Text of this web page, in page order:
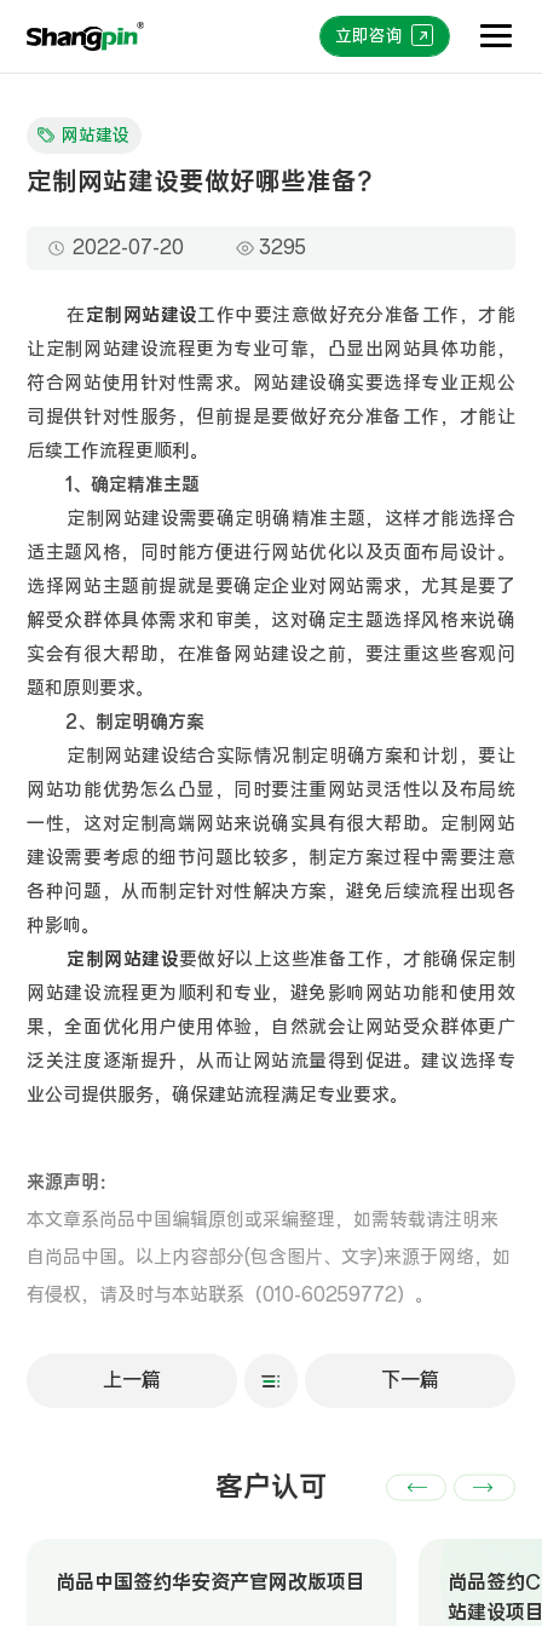
立即咨询
网站建设
定制网站建设要做好哪些准备？
2022-07-20 3295
在定制网站建设工作中要注意做好充分准备工作，才能
让定制网站建设流程更为专业可靠，凸显出网站具体功能，
符合网站使用针对性需求。网站建设确实要选择专业正规公
司提供针对性服务，但前提是要做好充分准备工作，才能让
后续工作流程更顺利。
1、确定精准主题
定制网站建设需要确定明确精准主题，这样才能选择合
适主题风格，同时能方便进行网站优化以及页面布局设计。
选择网站主题前提就是要确定企业对网站需求，尤其是要了
解受众群体具体需求和审美，这对确定主题选择风格来说确
实会有很大帮助，在准备网站建设之前，要注重这些客观问
题和原则要求。
2、制定明确方案
定制网站建设结合实际情况制定明确方案和计划，要让
网站功能优势怎么凸显，同时要注重网站灵活性以及布局统
一性，这对定制高端网站来说确实具有很大帮助。定制网站
建设需要考虑的细节问题比较多，制定方案过程中需要注意
各种问题，从而制定针对性解决方案，避免后续流程出现各
种影响。
定制网站建设要做好以上这些准备工作，才能确保定制
网站建设流程更为顺利和专业，避免影响网站功能和使用效
果，全面优化用户使用体验，自然就会让网站受众群体更广
泛关注度逐渐提升，从而让网站流量得到促进。建议选择专
业公司提供服务，确保建站流程满足专业要求。
来源声明：
本文章系尚品中国编辑原创或采编整理，如需转载请注明来
自尚品中国。以上内容部分(包含图片、文字)来源于网络，如
有侵权，请及时与本站联系（010-60259772）。
上一篇 下一篇
客户认可
尚品中国签约华安资产官网改版项目
尚品签约
站建设项